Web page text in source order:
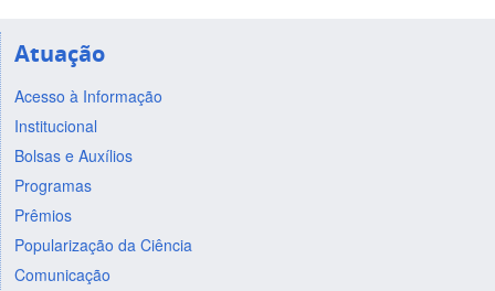
Atuação
Acesso à Informação
Institucional
Bolsas e Auxílios
Programas
Prêmios
Popularização da Ciência
Comunicação